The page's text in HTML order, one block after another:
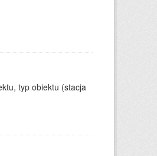
typ obiektu (stacja